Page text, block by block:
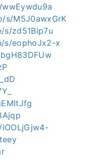
s/M5J0awxGrK
zd51Bip7u
s/eophoJx2-x